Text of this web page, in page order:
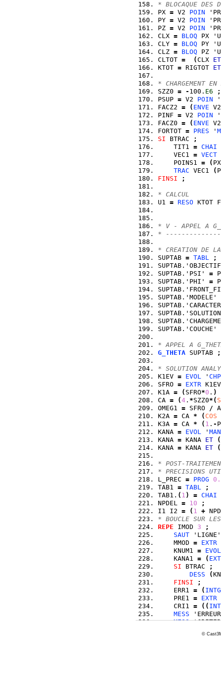
* BLOCAQUE DES
PX = V2 POIN
PY = V2 POIN
PZ = V2 POIN
CLX = BLOQ PX
CLY = BLOQ PY
CLZ = BLOQ PZ
CLTOT = (CLX ET
KTOT = RIGTOT ET
* CHARGEMENT EN
SZZ0 = - 100. E6
;
PSUP = V2 POIN
FACZ2 = ( ENVE V2
PINF = V2 POIN
FACZ0 = ( ENVE V2
FORTOT = PRES '
SI BTRAC
;
    TIT1
= CHAI
    VEC1
= VECT
    POINS1
= (
TRAC VEC1 (
FINSI
;
* CALCUL
U1 = RESO KTOT
* V - APPEL A
*
* CREATION DE
SUPTAB = TABL
;
SUPTAB.'PSI' =
SUPTAB.'PHI' =
SUPTAB.'MODELE'
SUPTAB.'COUCHE'
* APPEL A
G_THETA SUPTAB ;
* SOLUTION
K1EV = EVOL '
SFRO = EXTR
K1A = ( SFRO*0 . )
CA = (4 . *SZZ0* (
OMEG1 = SFRO /
K2A = CA * ( COS
K3A = CA * ( 1 . -
KANA = EVOL '
KANA = KANA ET
(
KANA = KANA ET (
* POST-
* PRECISIONS
L_PREC = PROG
TAB1 = TABL
;
TAB1. ( 1 ) = CHAI
NPDEL = 10
;
I1 I2 = ( 1 +
* BOUCLE SUR LES
REPE IMOD 3
;
SAUT
    MMOD
= EXTR
    KNUM1
= EVOL
    KANA1
= (
SI BTRAC
;
DESS
(
FINSI
;
    ERR1
= ( INTG
    PRE1
= EXTR
    CRI1
= ( (
MESS
MESS
MESS
©